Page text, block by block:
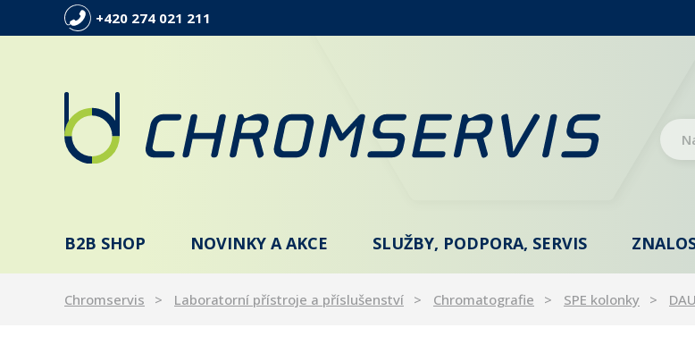
+420 274 021 211
B2B SHOP NOVINKY A AKCE SLUŽBY, PODPORA, SERVIS
Chromservis Laboratorní přístroje a příslušenství Chromatografie SPE kolonky DAU